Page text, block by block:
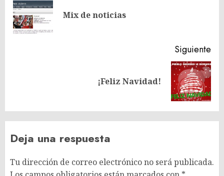
entradasMix de noticias
Siguiente
¡Feliz Navidad!
Deja una respuesta
Tu dirección de correo electrónico no será publicada.